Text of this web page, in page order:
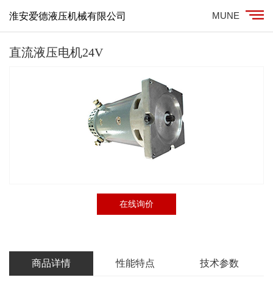
淮安爱德液压机械有限公司 MUNE
直流液压电机24V
在线询价
商品详情 性能特点 技术参数